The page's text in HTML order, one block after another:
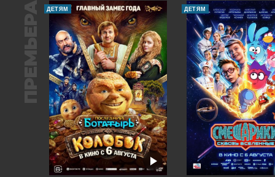
ПРЕМЬЕРА ДЕТЯМ ДЕТЯМ